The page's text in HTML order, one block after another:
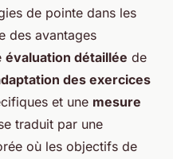
de pointe dans les
des avantages
évaluation détaillée de
des exercices
et une mesure
traduit par une
où les objectifs de